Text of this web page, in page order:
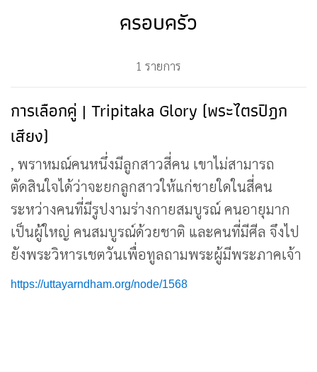
ครอบครัว
1 รายการ
การเลือกคู่ | Tripitaka Glory (พระไตรปิฎก
เสียง)
, พราหมณ์คนหนึ่งมีลูกสาวสี่คน เขาไม่สามารถ
ตัดสินใจได้ว่าจะยกลูกสาวให้แก่ชายใดในสี่คน
ระหว่างคนที่มีรูปงามร่างกายสมบูรณ์ คนอายุมาก
เป็นผู้ใหญ่ คนสมบูรณ์ด้วยชาติ และคนที่มีศีล จึงไป
ยังพระวิหารเชตวันเพื่อทูลถามพระผู้มีพระภาคเจ้า
https://uttayarndham.org/node/1568